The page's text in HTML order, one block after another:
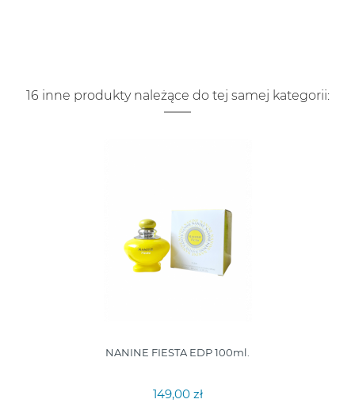
16 inne produkty należące do tej samej kategorii:
NANINE FIESTA EDP 100ml.
149,00 zł